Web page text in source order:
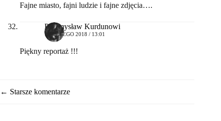
Fajne miasto, fajni ludzie i fajne zdjęcia….
Przemysław Kurdunowi
18 LUTEGO 2018 / 13:01
Piękny reportaż !!!
komentarza
← Starsze komentarze